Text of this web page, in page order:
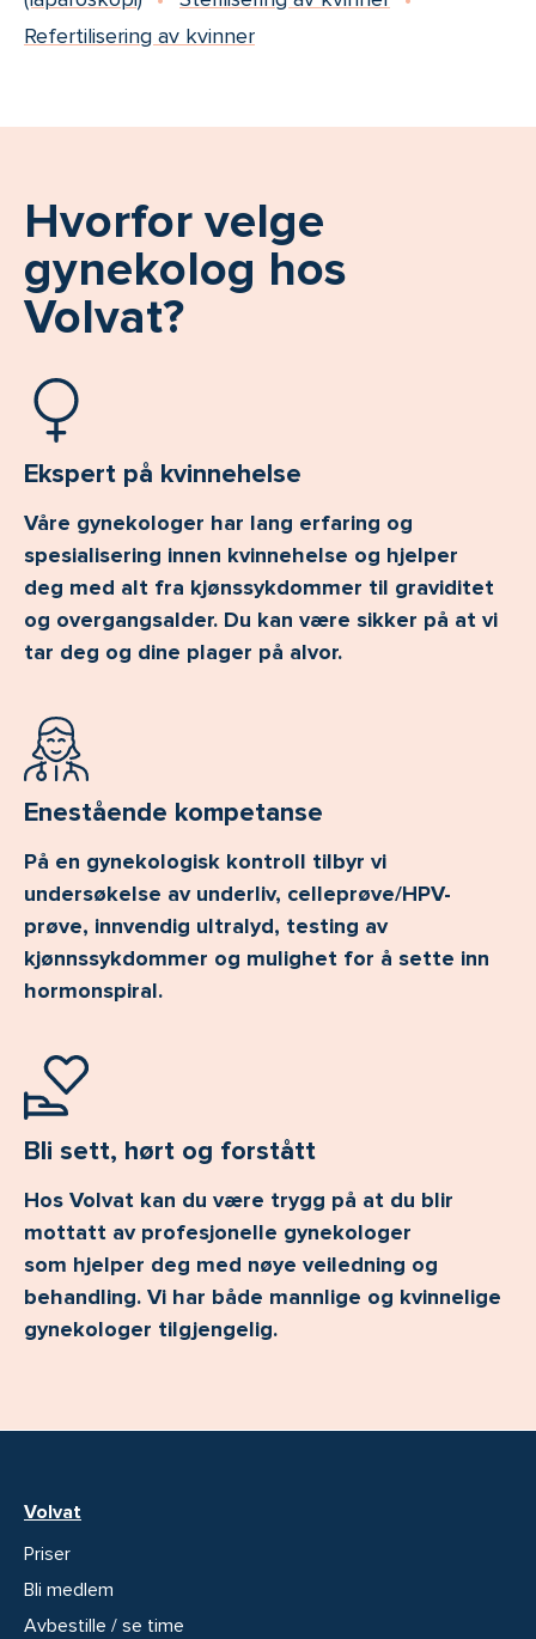
Refertilisering av kvinner
Hvorfor velge
gynekolog hos
Volvat?
Ekspert på kvinnehelse
Våre gynekologer har lang erfaring og
spesialisering innen kvinnehelse og hjelper
deg med alt fra kjønssykdommer til graviditet
og overgangsalder. Du kan være sikker på at vi
tar deg og dine plager på alvor.
Enestående kompetanse
På en gynekologisk kontroll tilbyr vi
undersøkelse av underliv, celleprøve/HPV-
prøve, innvendig ultralyd, testing av
kjønnssykdommer og mulighet for å sette inn
hormonspiral.
Bli sett, hørt og forstått
Hos Volvat kan du være trygg på at du blir
mottatt av profesjonelle gynekologer
som hjelper deg med nøye veiledning og
behandling. Vi har både mannlige og kvinnelige
gynekologer tilgjengelig.
Volvat
Priser
Bli medlem
Avbestille / se time